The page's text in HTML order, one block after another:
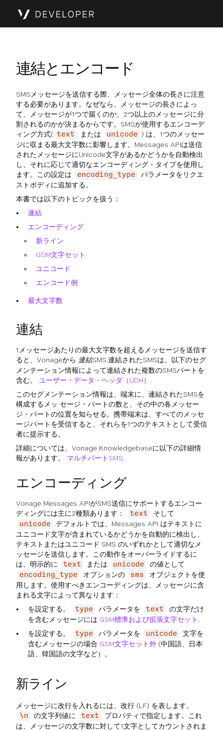
連結とエンコード
SMSメッセージを送信する際、メッセージ全体の長さに注意
する必要があります。なぜなら、メッセージの長さによっ
て、メッセージが1つで届くのか、2つ以上のメッセージに分
割されるのかが決まるからです。SMSが使用するエンコーデ
ィング方式( text または unicode ) は、1つのメッセー
ジに収まる最大文字数に影響します。Messages APIは送信
されたメッセージにUnicode文字があるかどうかを自動検出
し、それに応じて適切なエンコーディング・タイプを使用し
ます。この設定は
encoding_type
パラメータをリクエ
ストボディに追加する。
本書では以下のトピックを扱う：
連結
エンコーディング
新ライン
GSM文字セット
ユニコード
エンコード例
最大文字数
連結
1メッセージあたりの最大文字数を超えるメッセージを送信す
ると、Vonageから 連結SMS.連結されたSMSは、以下のセグ
メンテーション情報によって連結された複数のSMSパートを
含む。 ユーザー・データ・ヘッダ（UDH） .
このセグメンテーション情報は、端末に、連結されたSMSを
構成するメッ セージ・パートの数と、その中の各メッセー
ジ・パートの位置を知らせる。携帯端末は、すべてのメッセ
ージパートを受信すると、それらを1つのテキストとして受信
者に提示する。
詳細については、Vonage Knowledgebaseに以下の詳細情
報があります。 マルチパートSMS.
エンコーディング
Vonage Messages APIがSMS送信にサポートするエンコー
ディングには主に2種類あります：
text そして
unicode
.デフォルトでは、Messages API はテキストに
ユニコード文字が含まれているかどうかを自動的に検出し、
テキストまたはユニコード SMS のいずれかとして適切なメ
ッセージを送信します。この動作をオーバーライドするに
は、明示的に
text または unicode の値として
encoding_type オプションの sms
オブジェクトを使
用します。使用すべきエンコーディングは、メッセージに含
まれる文字によって異なります：
を設定する。
type パラメータを text
の文字だけ
を含むメッセージには GSM標準および拡張文字セット .
を設定する。
type パラメータを unicode
文字を
含むメッセージの場合 GSM文字セット外 (中国語、日本
語、韓国語の文字など）。
新ライン
メッセージに改行を入れるには、改行 (LF) を表します。
\n の文字列値に text
プロパティで指定します。これ
は、メッセージの文字数に対して1文字としてカウントされま